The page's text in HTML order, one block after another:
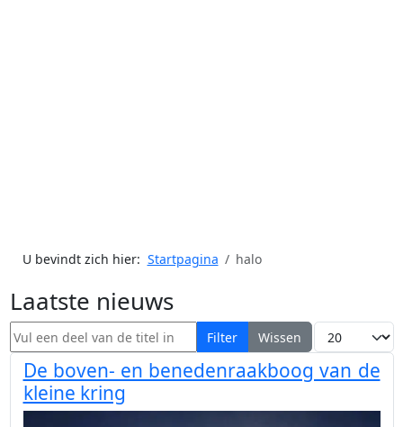
U bevindt zich hier: Startpagina halo
Laatste nieuws
Vul een deel van de titel in Filter Wissen Toon #
De boven- en benedenraakboog van de
kleine kring